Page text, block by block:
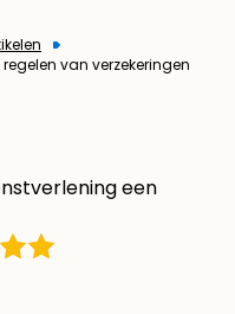
van verzekeringen
een